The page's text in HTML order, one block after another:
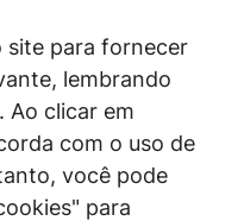
site para fornecer
lembrando
Ao clicar em
com o uso de
você pode
para
se posicionam
do cotidiano e